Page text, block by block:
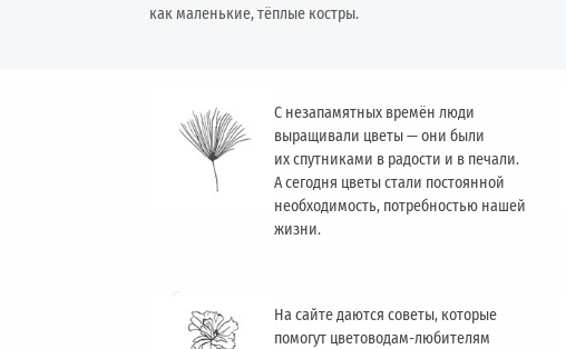
как маленькие, тёплые костры.
С незапамятных времён люди
выращивали цветы — они были
их спутниками в радости и в печали.
А сегодня цветы стали постоянной
необходимость, потребностью нашей
жизни.
На сайте даются советы, которые
помогут цветоводам-любителям